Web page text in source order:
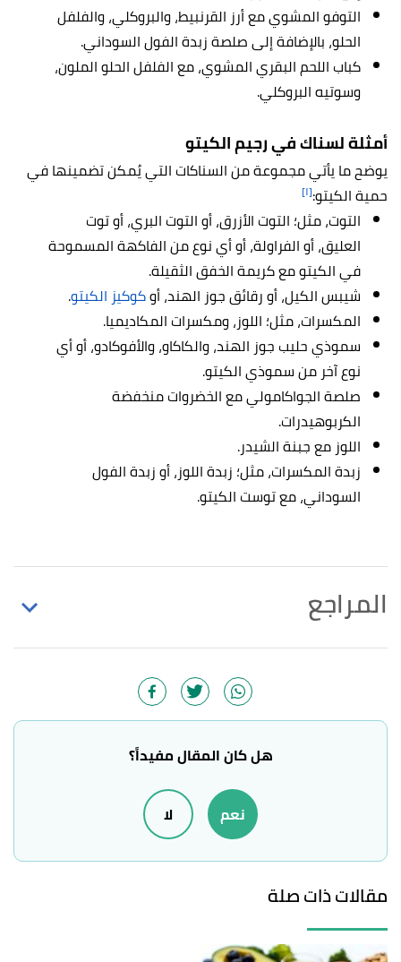
التوفو المشوي مع أرز القرنبيط، والبروكلي، والفلفل
الحلو، بالإضافة إلى صلصة زبدة الفول السوداني.
كباب اللحم البقري المشوي، مع الفلفل الحلو الملون،
وسوتيه البروكلي.
أمثلة لسناك في رجيم الكيتو
يوضح ما يأتي مجموعة من السناكات التي يُمكن تضمينها في
حمية الكيتو:[١]
التوت، مثل؛ التوت الأزرق، أو التوت البري، أو توت
العليق، أو الفراولة، أو أي نوع من الفاكهة المسموحة
في الكيتو مع كريمة الخفق الثقيلة.
شيبس الكيل، أو رقائق جوز الهند، أوكوكيز الكيتو.
المكسرات، مثل؛ اللوز، ومكسرات المكاديميا.
سموذي حليب جوز الهند، والكاكاو، والأفوكادو، أو أي
نوع آخر من سموذي الكيتو.
صلصة الجواكامولي مع الخضروات منخفضة
الكربوهيدرات.
اللوز مع جبنة الشيدر.
زبدة المكسرات، مثل؛ زبدة اللوز، أو زبدة الفول
السوداني، مع توست الكيتو.
المراجع
Plan and Menu for a Lower Carb Lifestyle"
healthline, Retrieved 1/5/2023. Edited.
Jessica Migala (12/1/2023),"Keto Diet: A
Day Sample Menu" everydayhealth
1/5/2023. Edited.
↑
Andreas Eenfeldt (9/11/2022),"14-day keto diet
, Retrieved 1/5/2023. Edited.
هل كان المقال مفيداً؟
نعم لا
مقالات ذات صلة